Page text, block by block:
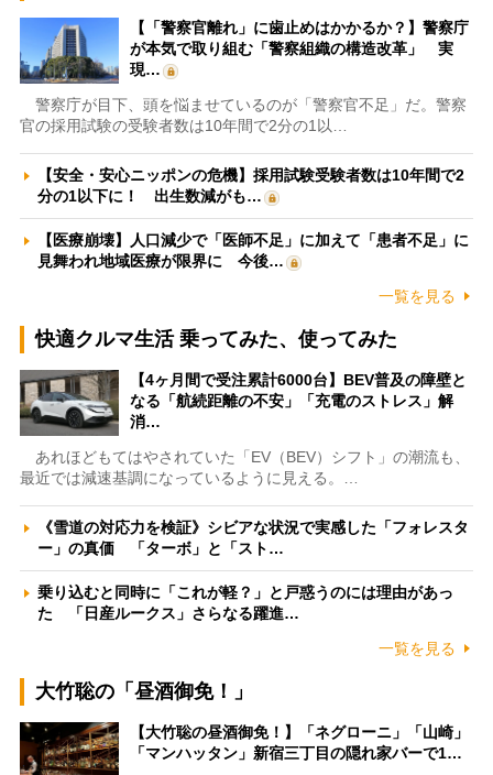
【「警察官離れ」に歯止めはかかるか？】警察庁
が本気で取り組む「警察組織の構造改革」 実
現…
警察庁が目下、頭を悩ませているのが「警察官不足」だ。警察
官の採用試験の受験者数は10年間で2分の1以…
【安全・安心ニッポンの危機】採用試験受験者数は10年間で2
分の1以下に！ 出生数減がも…
【医療崩壊】人口減少で「医師不足」に加えて「患者不足」に
見舞われ地域医療が限界に 今後…
一覧を見る
快適クルマ生活 乗ってみた、使ってみた
【4ヶ月間で受注累計6000台】BEV普及の障壁と
なる「航続距離の不安」「充電のストレス」解
消…
あれほどもてはやされていた「EV（BEV）シフト」の潮流も、
最近では減速基調になっているように見える。…
《雪道の対応力を検証》シビアな状況で実感した「フォレスタ
ー」の真価 「ターボ」と「スト…
乗り込むと同時に「これが軽？」と戸惑うのには理由があっ
た 「日産ルークス」さらなる躍進…
一覧を見る
大竹聡の「昼酒御免！」
【大竹聡の昼酒御免！】「ネグローニ」「山崎」
「マンハッタン」新宿三丁目の隠れ家バーで1…